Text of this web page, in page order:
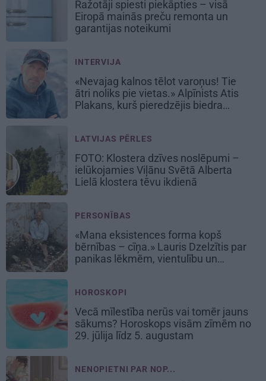
Ražotāji spiesti piekāpties – visā
Eiropā mainās preču remonta un
garantijas noteikumi
INTERVIJA
«Nevajag kalnos tēlot varoņus! Tie
ātri noliks pie vietas.» Alpīnists Atis
Plakans, kurš pieredzējis biedra
LATVIJAS PĒRLES
FOTO: Klostera dzīves noslēpumi –
ielūkojamies Viļānu Svētā Alberta
Lielā klostera tēvu ikdienā
PERSONĪBAS
«Mana eksistences forma kopš
bērnības – cīņa.» Lauris Dzelzītis par
panikas lēkmēm, vientulību un
HOROSKOPI
Vecā mīlestība nerūs vai tomēr jauns
sākums? Horoskops visām zīmēm no
29. jūlija līdz 5. augustam
NENOPIETNI PAR NOP...